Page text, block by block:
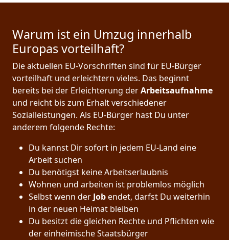
Warum ist ein Umzug innerhalb
Europas vorteilhaft?
Die aktuellen EU-Vorschriften sind für EU-Bürger
vorteilhaft und erleichtern vieles. Das beginnt
bereits bei der Erleichterung derArbeitsaufnahme
und reicht bis zum Erhalt verschiedener
Sozialleistungen. Als EU-Bürger hast Du unter
anderem folgende Rechte:
Du kannst Dir sofort in jedem EU-Land eine
Arbeit suchen
Du benötigst keine Arbeitserlaubnis
Wohnen und arbeiten ist problemlos möglich
Selbst wenn der Jobendet, darfst Du weiterhin
in der neuen Heimat bleiben
Du besitzt die gleichen Rechte und Pflichten wie
der einheimische Staatsbürger